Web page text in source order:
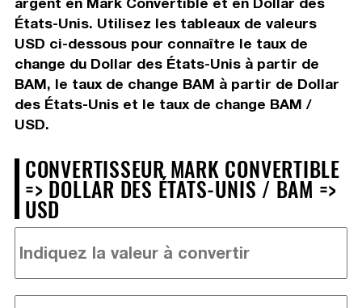
États-Unis. Utilisez les tableaux de valeurs
USD ci-dessous pour connaître le taux de
change du Dollar des États-Unis à partir de
BAM, le taux de change BAM à partir de Dollar
des États-Unis et le taux de change BAM /
USD.
CONVERTISSEUR MARK CONVERTIBLE
=> DOLLAR DES ÉTATS-UNIS / BAM =>
USD